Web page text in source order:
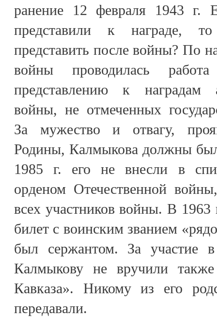
ранение 12 февраля 1943 г.
представили к награде,
представить после войны? По
войны проводилась
представлению к наградам
войны, не отмеченных
За мужество и отвагу,
Родины, Калмыкова должны
1985 г. его не внесли в
орденом Отечественной
всех участников войны. В
билет с воинским званием
был сержантом. За участие
Калмыкову не вручили
Кавказа». Никому из его
передавали.